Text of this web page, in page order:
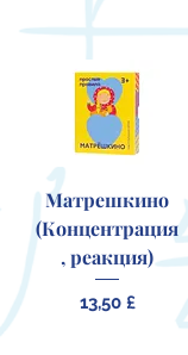
Матрешкино
(Концентрация
, реакция)
Цена
13,50 £